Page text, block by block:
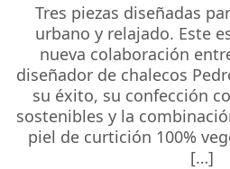
Tres piezas diseñadas
urbano y relajado. Este
nueva colaboración
diseñador de chalecos
su éxito, su confección
sostenibles y la
piel de curtición 100%
[…]